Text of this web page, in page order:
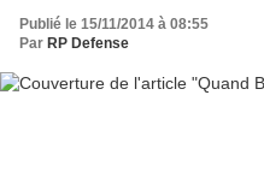
Publié le 15/11/2014 à 08:55
Par RP Defense